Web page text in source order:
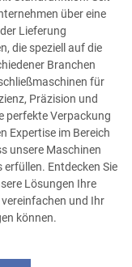
über eine
Lieferung
die speziell auf die
Branchen
für
Präzision und
perfekte Verpackung
Expertise im Bereich
unsere Maschinen
Entdecken Sie
Lösungen Ihre
und Ihr
können.